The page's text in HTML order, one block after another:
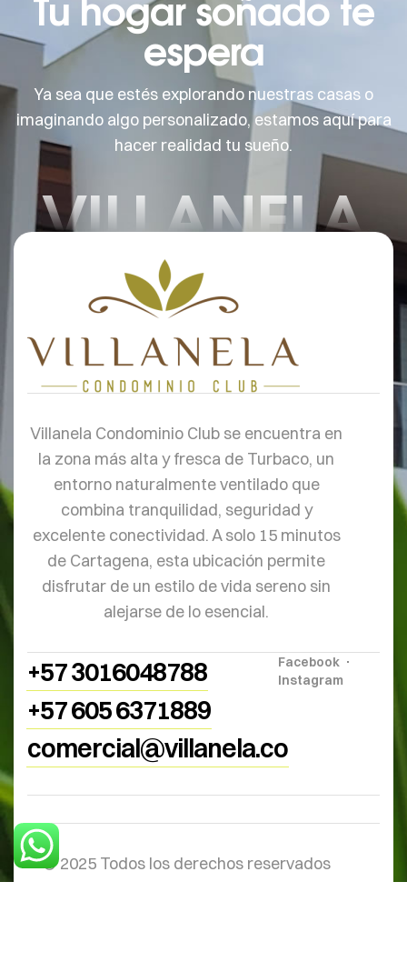
Tu hogar soñado te
espera
Ya sea que estés explorando nuestras casas o
imaginando algo personalizado, estamos aquí para
hacer realidad tu sueño.
VILLANELA
Villanela Condominio Club se encuentra en
la zona más alta y fresca de Turbaco, un
entorno naturalmente ventilado que
combina tranquilidad, seguridad y
excelente conectividad. A solo 15 minutos
de Cartagena, esta ubicación permite
disfrutar de un estilo de vida sereno sin
alejarse de lo esencial.
+57 3016048788
+57 605 6371889
comercial@villanela.co
Facebook
Instagram
© 2025 Todos los derechos reservados